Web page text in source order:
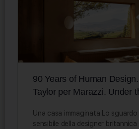
90 Years of Human
Taylor per Marazzi. Under
Una casa immaginata Lo
sensibile della designer